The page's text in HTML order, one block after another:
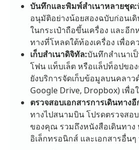
บันทึกและพิมพ์สำเนาหลายชุด:
อนุมัติอย่างน้อยสองฉบับก่อนเ
ในกระเป๋าถือขึ้นเครื่อง และอีก
ทางที่โหลดใต้ท้องเครื่อง เพื่อ
เก็บสำเนาดิจิทัล:บันทึกสำเนาเ
โฟน แท็บเล็ต หรือแล็ปท็อปขอ
ยังบริการจัดเก็บข้อมูลบนคลา
Google Drive, Dropbox) เพื่อ
ตรวจสอบเอกสารการเดินทาง
ทางไปสนามบิน โปรดตรวจสอ
ของคุณ รวมถึงหนังสือเดินทา
อิเล็กทรอนิกส์ และเอกสารอื่นๆ